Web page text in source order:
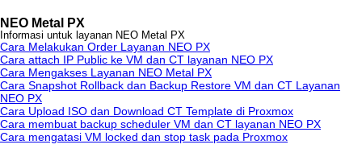
NEO Metal PX
Informasi untuk layanan NEO Metal PX
Cara Melakukan Order Layanan NEO PX
Cara attach IP Public ke VM dan CT layanan NEO PX
Cara Mengakses Layanan NEO Metal PX
Cara Snapshot Rollback dan Backup Restore VM dan CT Layanan
NEO PX
Cara Upload ISO dan Download CT Template di Proxmox
Cara membuat backup scheduler VM dan CT layanan NEO PX
Cara mengatasi VM locked dan stop task pada Proxmox